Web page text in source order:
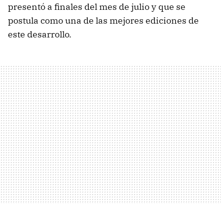
presentó a finales del mes de julio y que se
postula como una de las mejores ediciones de
este desarrollo.